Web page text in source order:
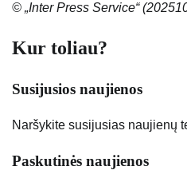
© „Inter Press Service“
Kur toliau?
Susijusios naujienos
Naršykite susijusias naujienų
Paskutinės naujienos